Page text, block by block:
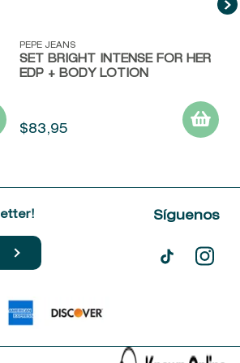
Vista rápida
PEPE JEANS
SET BRIGHT INTENSE FOR HER
EDP + BODY LOTION
$83,95
Síguenos